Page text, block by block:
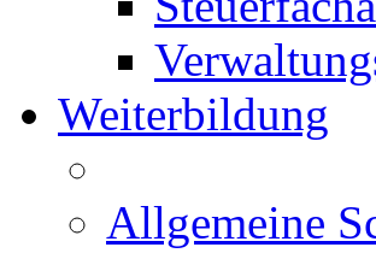
Weiterbildung
Allgemeine